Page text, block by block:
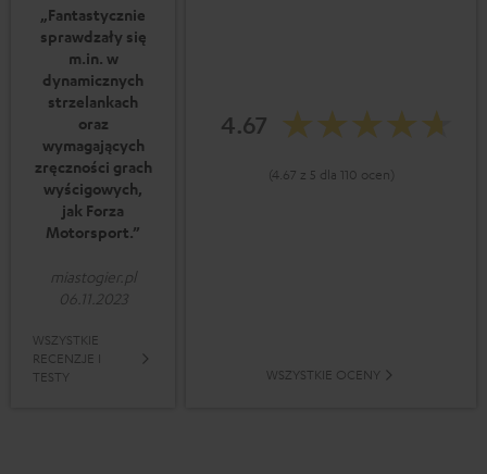
„Fantastycznie
sprawdzały się
m.in. w
dynamicznych
strzelankach
oraz
wymagających
zręczności grach
wyścigowych,
jak Forza
Motorsport.”
miastogier.pl
06.11.2023
WSZYSTKIE
RECENZJE I
TESTY
4.67
(4.67 z 5 dla 110 ocen)
WSZYSTKIE OCENY